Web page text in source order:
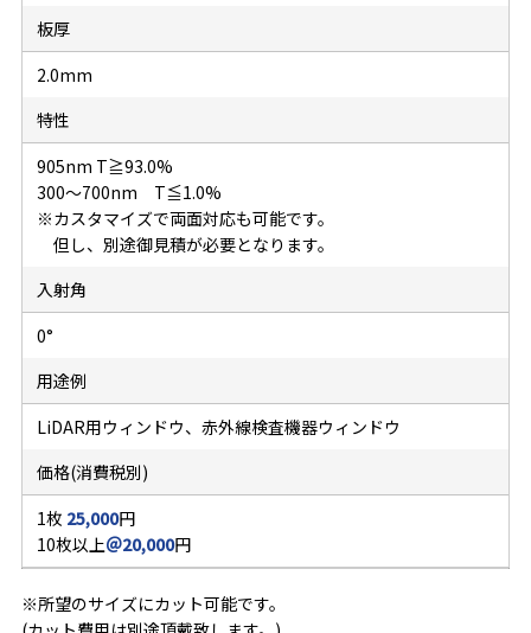
板厚
2.0mm
特性
905nm T≧93.0%
300～700nm T≦1.0%
※カスタマイズで両面対応も可能です。
但し、別途御見積が必要となります。
入射角
0°
用途例
LiDAR用ウィンドウ、赤外線検査機器ウィンドウ
価格(消費税別)
1枚 25,000円
10枚以上＠20,000円
※所望のサイズにカット可能です。